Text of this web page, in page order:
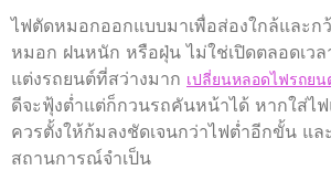
ไฟตัดหมอกออกแบบมาเพื่อส่องใกล้และกว้
หมอก ฝนหนัก หรือฝุ่น ไม่ใช่เปิดตลอดเวล
แต่งรถยนต์ที่สว่างมาก เปลี่ยนหลอดไฟรถย
ดีจะฟุ้งต่ำแต่ก็กวนรถคันหน้าได้ หากใส่ไ
ควรตั้งให้ก้มลงชัดเจนกว่าไฟต่ำอีกขั้น แล
สถานการณ์จำเป็น